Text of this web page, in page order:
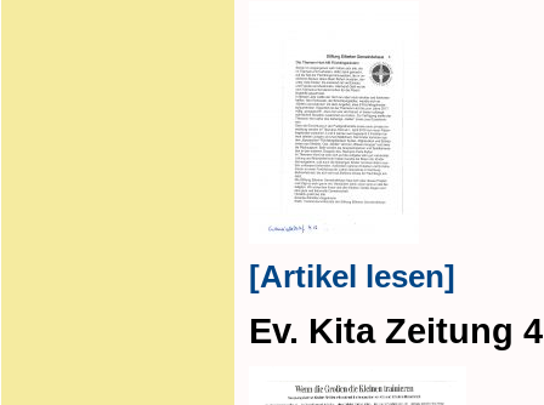
[Artikel lesen]
Ev. Kita Zeitung